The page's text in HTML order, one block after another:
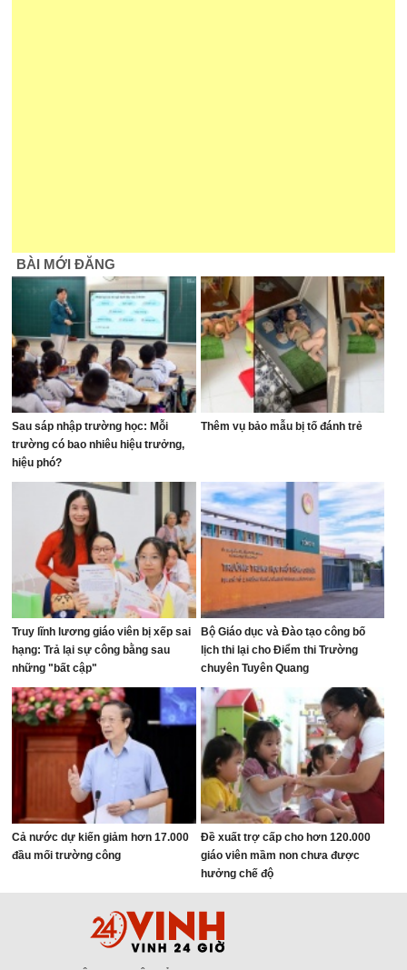
BÀI MỚI ĐĂNG
Sau sáp nhập trường học: Mỗi
trường có bao nhiêu hiệu trưởng,
hiệu phó?
Thêm vụ bảo mẫu bị tố đánh trẻ
Truy lĩnh lương giáo viên bị xếp sai
hạng: Trả lại sự công bằng sau
những "bất cập"
Bộ Giáo dục và Đào tạo công bố
lịch thi lại cho Điểm thi Trường
chuyên Tuyên Quang
Cả nước dự kiến giảm hơn 17.000
đầu mối trường công
Đề xuất trợ cấp cho hơn 120.000
giáo viên mầm non chưa được
hưởng chế độ